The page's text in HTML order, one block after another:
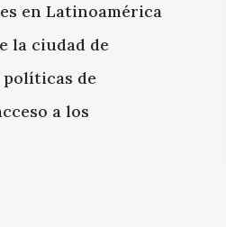
en Latinoamérica
la ciudad de
políticas de
a los